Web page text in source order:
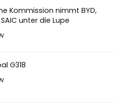
Kommission nimmt BYD,
unter die Lupe
G318